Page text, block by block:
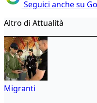
Seguici anche su
Altro di Attualità
Migranti